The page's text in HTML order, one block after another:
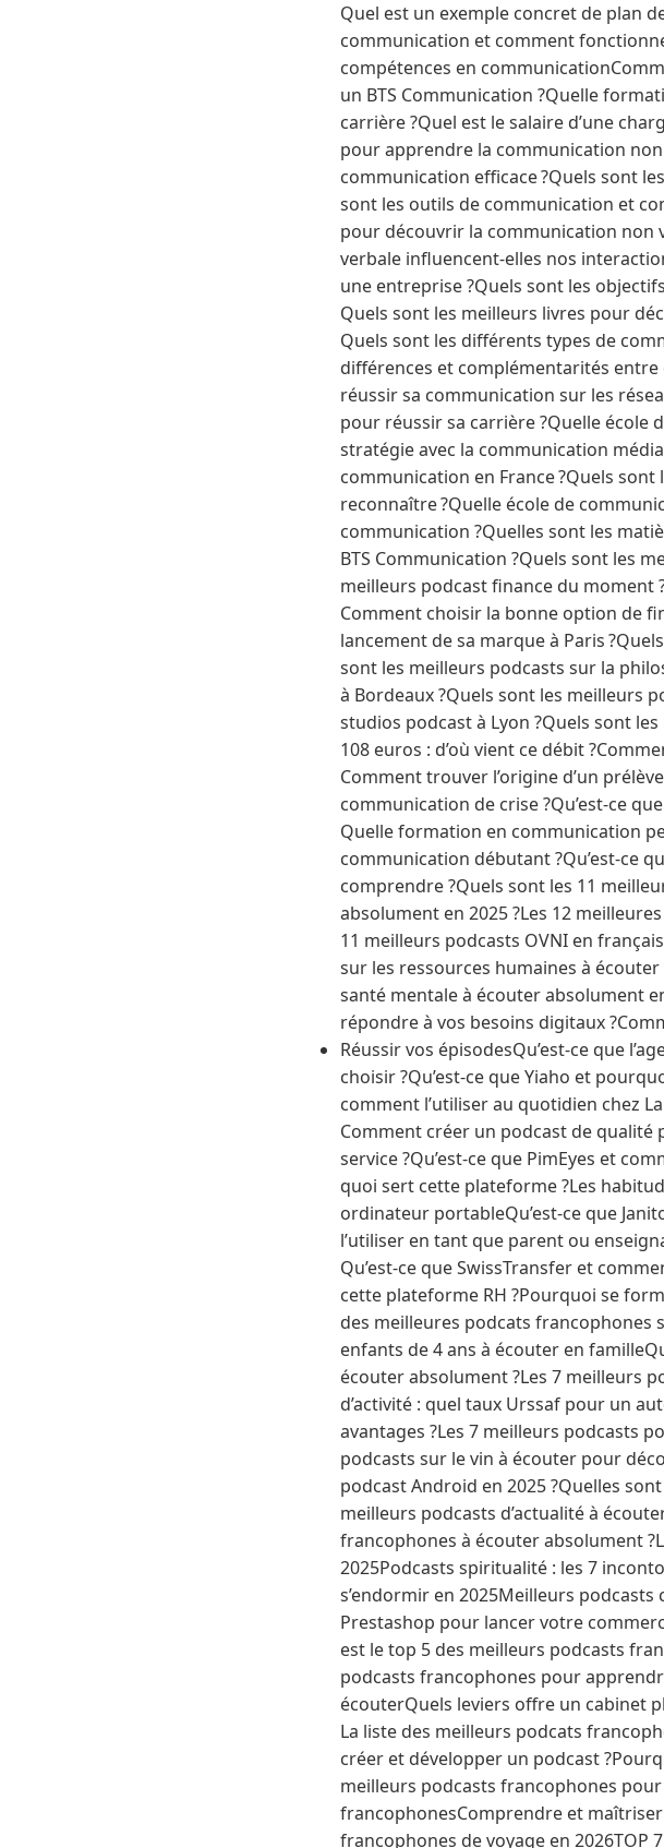
Quel est un exemple concret de plan
communication et comment
compétences en
un BTS Communication ?Quelle
carrière ?Quel est le salaire d’une
pour apprendre la communication
communication efficace ?Quels sont
sont les outils de communication et
pour découvrir la communication non
verbale influencent-elles nos
une entreprise ?Quels sont les
Quels sont les meilleurs livres pour
Quels sont les différents types de
différences et complémentarités
réussir sa communication sur les
pour réussir sa carrière ?Quelle école
stratégie avec la communication
communication en France ?Quels
reconnaître ?Quelle école de
communication ?Quelles sont les
BTS Communication ?Quels sont les
meilleurs podcast finance du moment
Comment choisir la bonne option de
lancement de sa marque à Paris
sont les meilleurs podcasts sur la
à Bordeaux ?Quels sont les meilleurs
studios podcast à Lyon ?Quels sont
108 euros : d’où vient ce débit
Comment trouver l’origine d’un
communication de crise ?Qu’est-ce
Quelle formation en communication
communication débutant ?Qu’est-ce
comprendre ?Quels sont les 11
absolument en 2025 ?Les 12
11 meilleurs podcasts OVNI en
sur les ressources humaines à
santé mentale à écouter absolument
répondre à vos besoins digitaux
Réussir vos épisodesQu’est-ce que l’agence d’influence marketing ValueYourNetwork et pourquoi la choisir ?Qu’est-ce que Yiaho et pourquoi suscite-t-il tant d’intérêt ?Qu’est-ce que MaBoxRH et comment l’utiliser au quotidien chez La Poste ?Qu’est-ce que MyCecurity et à quoi sert ce service ?Comment créer un podcast de qualité professionnelleQu’est-ce que eDocPerso et à quoi sert ce service ?Qu’est-ce que PimEyes et comment l’utiliser en toute sécurité ?Qu’est-ce que Genially et à quoi sert cette plateforme ?Les habitudes quotidiennes qui garantissent la sécurité de votre ordinateur portableQu’est-ce que Janitor AI et à quoi ça sert ?Qu’est-ce qu’Educartable et comment l’utiliser en tant que parent ou enseignant ?Qu’est-ce que MyArkevia et comment ça fonctionne ?Qu’est-ce que SwissTransfer et comment l’utiliser en 2025 ?Qu’est-ce que HR4YOU et à quoi sert cette plateforme RH ?Pourquoi se former à l’IA ?Comment accéder à mon compte sur al-in.fr ?TOP 7 des meilleures podcats francophones sur l’agriculture à découvrirLes 7 meilleurs podcasts pour enfants de 4 ans à écouter en familleQuels sont les 7 meilleurs podcasts féministes francophones à écouter absolument ?Les 7 meilleurs podcasts francophones sur l’hypersensibilitéPremière année d’activité : quel taux Urssaf pour un auto-entrepreneur ?Acheter des abonnés Instagram : quels avantages ?Les 7 meilleurs podcasts pour surmonter une rupture amoureuseLes 7 meilleurs podcasts sur le vin à écouter pour découvrir, apprendre et se divertirLes 7 meilleures applications de podcast Android en 2025 ?Quelles sont les dimensions d’une photo de profil whatsapp ?Top 7 des meilleurs podcasts d’actualité à écouter en 2025Quelles sont les 7 meilleures podcasts catholiques francophones à écouter absolument ?Les 7 meilleurs podcasts pour enfants à écouter en 2025Podcasts spiritualité : les 7 incontournables à écouter en 2025Les 7 meilleurs podcasts pour s’endormir en 2025Meilleurs podcasts culture générale 2025 : top 7 à écouterTout savoir sur Prestashop pour lancer votre commerce en ligneLes meilleurs podcasts tech à écouter en 2025Quel est le top 5 des meilleurs podcasts francophones pour les amoureux de littérature ?Les 5 meilleurs podcasts francophones pour apprendre l’espagnolLes 5 meilleurs podcasts rugby francophones à écouterQuels leviers offre un cabinet pluridisciplinaire pour anticiper les mutations économiques ?La liste des meilleurs podcats francophones sur le tricot Quelle formation suivre pour apprendre à créer et développer un podcast ?Pourquoi l’email reste le canal préféré des marques en 2025 ?Les 7 meilleurs podcasts francophones pour les femmes en 2026Meilleurs podcasts de trail 2026 : top 7 francophonesComprendre et maîtriser les bases de l’intelligence artificielleLes 7 meilleurs podcasts francophones de voyage en 2026TOP 7 des meilleurs podcasts francophones sur le foot en 2026Au-delà du digital : pourquoi vos événements professionnels ont besoin de supports visuels physiquesQuels sont les meilleurs podcasts grossesse francophones à écouter en 2026 ?7 podcasts de sociologie à écouter pour comprendre la sociétéCybersécurité et RGPD : quelles stratégies appliquer pour une protection optimale des données ?Quels sont les principaux logiciels utilisés en ressources humaines ?Top 10 des agences Google Ads : quelles sont les meilleures pour booster vos campagnes ?Comment atteindre 1000 followers sur Instagram en seulement un jour ?Top 10 des meilleures agences SEO pour optimiser la visibilité en ligneTop 10 des meilleurs podcasts tech pour explorer le parcours des invitésQu’est-ce que Adobe Podcast AI et comment l’utiliser en 2026 ?Les 7 des meilleurs podcasts francophones running à écouter en 2026Comment choisir efficacement sa taille d’écran de pc